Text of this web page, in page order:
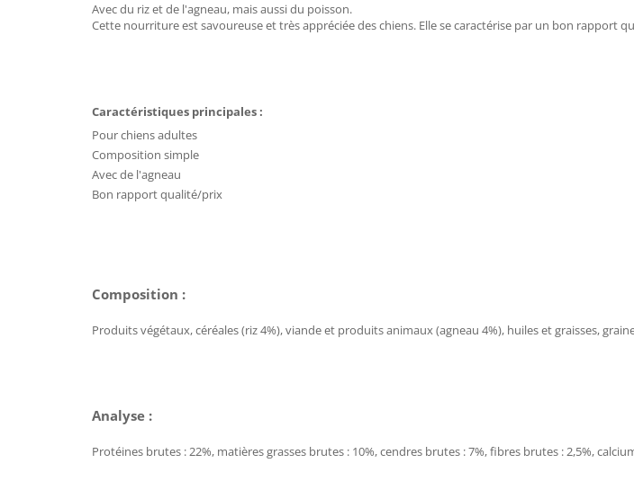
Avec du riz et de l'agneau, mais aussi du poisson.
Cette nourriture est savoureuse et très appréciée des chiens. Elle se caractérise par un bon rapport
Caractéristiques principales :
Pour chiens adultes
Composition simple
Avec de l'agneau
Bon rapport qualité/prix
Composition :
Produits végétaux, céréales (riz 4%), viande et produits animaux (agneau 4%), huiles et graisses,
Analyse :
Protéines brutes : 22%, matières grasses brutes : 10%, cendres brutes : 7%, fibres brutes : 2,5%,